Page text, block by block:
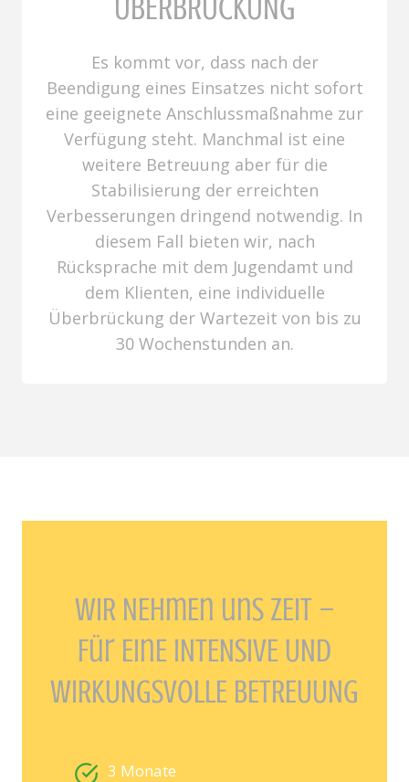
Es kommt vor, dass nach der
Beendigung eines Einsatzes nicht sofort
eine geeignete Anschlussmaßnahme zur
Verfügung steht. Manchmal ist eine
weitere Betreuung aber für die
Stabilisierung der erreichten
Verbesserungen dringend notwendig. In
diesem Fall bieten wir, nach
Rücksprache mit dem Jugendamt und
dem Klienten, eine individuelle
Überbrückung der Wartezeit von bis zu
30 Wochenstunden an.
WiR NEhmEn uns ZEit –
Für EinE INTENSIVE UND
WIRKUNGSVOLLE BETREUUNG
3 Monate